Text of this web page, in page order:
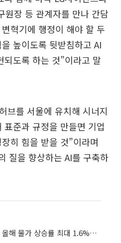
원장 등 관계자를 만나 간담
혁기에 행정이 해야 할 두
높이도록 뒷받침하고 AI
도록 하는 것”이라고 말
브를 서울에 유치해 시너지
준과 규정을 만들면 기업
히 힘을 받을 것”이라며
질을 향상하는 AI를 구축하
KDI "중동 사태 유가 불안, 올해 물가 상승률 최대 1.6%p 끌어올려"